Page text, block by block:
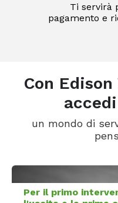
Ti servirà
pagamento e
Con
un mondo di
Per il primo